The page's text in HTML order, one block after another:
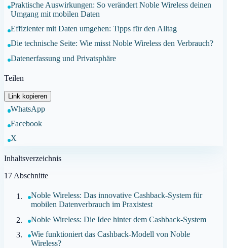
Praktische Auswirkungen: So verändert Noble Wireless deinen
Umgang mit mobilen Daten
Effizienter mit Daten umgehen: Tipps für den Alltag
Die technische Seite: Wie misst Noble Wireless den Verbrauch?
Datenerfassung und Privatsphäre
Teilen
Link kopieren
WhatsApp
Facebook
X
Inhaltsverzeichnis
17 Abschnitte
Noble Wireless: Das innovative Cashback-System für
mobilen Datenverbrauch im Praxistest
Noble Wireless: Die Idee hinter dem Cashback-System
Wie funktioniert das Cashback-Modell von Noble
Wireless?